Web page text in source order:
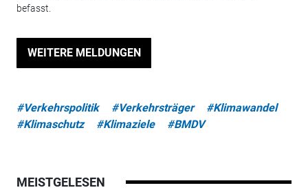
befasst.
WEITERE MELDUNGEN
#Verkehrspolitik #Verkehrsträger
#Klimawandel
#Klimaschutz
#Klimaziele #BMDV
MEISTGELESEN